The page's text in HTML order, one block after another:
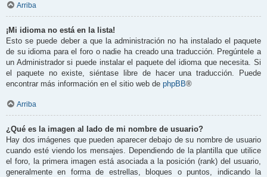
Arriba
¡Mi idioma no está en la lista!
Esto se puede deber a que la administración no ha instalado el paquete
de su idioma para el foro o nadie ha creado una traducción. Pregúntele a
un Administrador si puede instalar el paquete del idioma que necesita. Si
el paquete no existe, siéntase libre de hacer una traducción. Puede
encontrar más información en el sitio web de phpBB®
Arriba
¿Qué es la imagen al lado de mi nombre de usuario?
Hay dos imágenes que pueden aparecer debajo de su nombre de usuario
cuando esté viendo los mensajes. Dependiendo de la plantilla que utilice
el foro, la primera imagen está asociada a la posición (rank) del usuario,
generalmente en forma de estrellas, bloques o puntos, indicando la